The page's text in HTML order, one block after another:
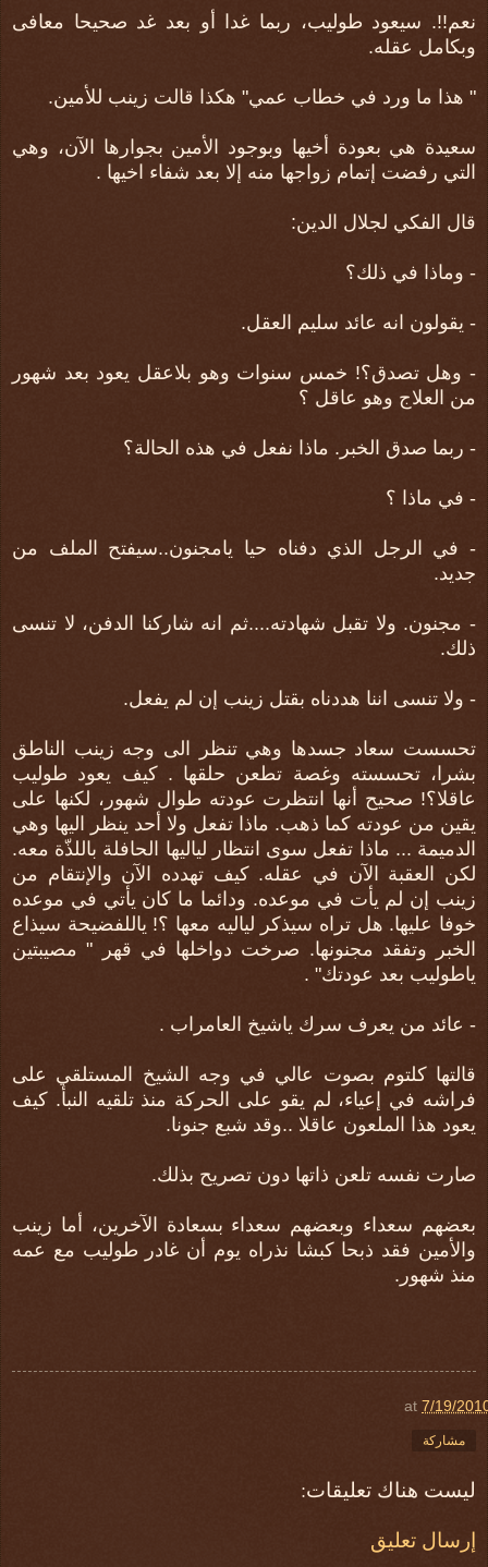
نعم!!. سيعود طوليب، ربما غدا أو بعد غد صحيحا معافى
وبكامل عقله.
" هذا ما ورد في خطاب عمي" هكذا قالت زينب للأمين.
سعيدة هي بعودة أخيها وبوجود الأمين بجوارها الآن، وهي
التي رفضت إتمام زواجها منه إلا بعد شفاء اخيها .
قال الفكي لجلال الدين:
- وماذا في ذلك؟
- يقولون انه عائد سليم العقل.
- وهل تصدق؟! خمس سنوات وهو بلاعقل يعود بعد شهور
من العلاج وهو عاقل ؟
- ربما صدق الخبر. ماذا نفعل في هذه الحالة؟
- في ماذا ؟
- في الرجل الذي دفناه حيا يامجنون..سيفتح الملف من
جديد.
- مجنون. ولا تقبل شهادته....ثم انه شاركنا الدفن، لا تنسى
ذلك.
- ولا تنسى اننا هددناه بقتل زينب إن لم يفعل.
تحسست سعاد جسدها وهي تنظر الى وجه زينب الناطق
بشرا، تحسسته وغصة تطعن حلقها . كيف يعود طوليب
عاقلا؟! صحيح أنها انتظرت عودته طوال شهور، لكنها على
يقين من عودته كما ذهب. ماذا تفعل ولا أحد ينظر اليها وهي
الدميمة ... ماذا تفعل سوى انتظار لياليها الحافلة باللذّة معه.
لكن العقبة الآن في عقله. كيف تهدده الآن والإنتقام من
زينب إن لم يأت في موعده. ودائما ما كان يأتي في موعده
خوفا عليها. هل تراه سيذكر لياليه معها ؟! ياللفضيحة سيذاع
الخبر وتفقد مجنونها. صرخت دواخلها في قهر " مصيبتين
ياطوليب بعد عودتك" .
- عائد من يعرف سرك ياشيخ العامراب .
قالتها كلتوم بصوت عالي في وجه الشيخ المستلقي على
فراشه في إعياء، لم يقو على الحركة منذ تلقيه النبأ. كيف
يعود هذا الملعون عاقلا ..وقد شبع جنونا.
صارت نفسه تلعن ذاتها دون تصريح بذلك.
بعضهم سعداء وبعضهم سعداء بسعادة الآخرين، أما زينب
والأمين فقد ذبحا كبشا نذراه يوم أن غادر طوليب مع عمه
منذ شهور.
at7/19/
مشاركة
ليست هناك تعليقات:
إرسال تعليق